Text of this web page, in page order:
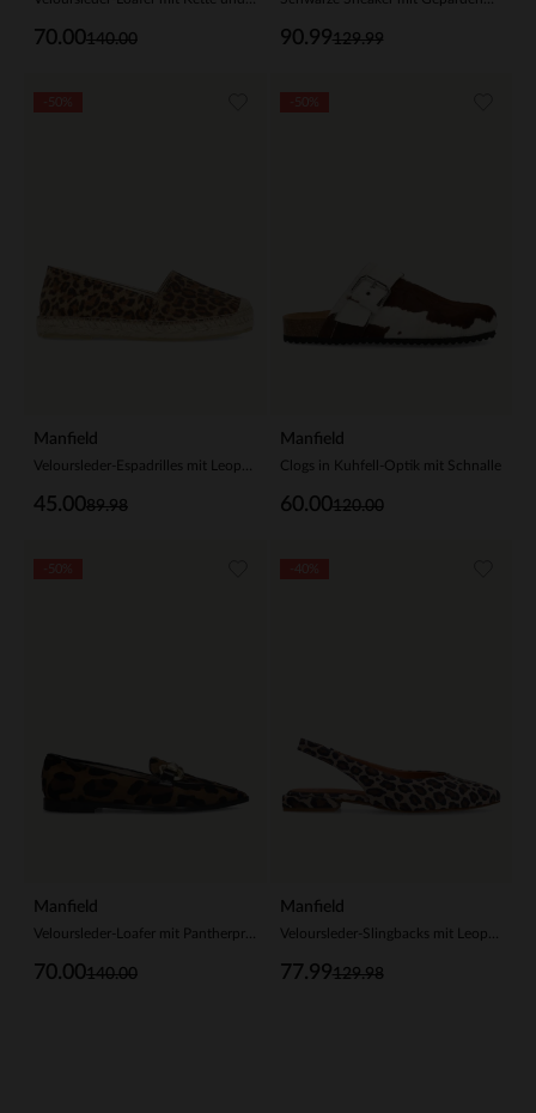
140.00
70.00 129.99
90.99
Manfield
89.98
45.00
Manfield
Clogs in Kuhfell-Optik mit Schnalle
120.00
60.00
Manfield
140.00
70.00
Manfield
129.98
77.99